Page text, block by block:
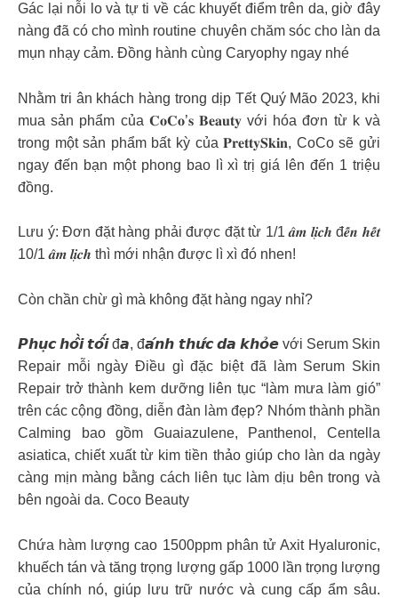
Gác lại nỗi lo và tự ti về các khuyết điểm trên da, giờ đây
nàng đã có cho mình routine chuyên chăm sóc cho làn da
mụn nhạy cảm. Đồng hành cùng Caryophy ngay nhé
Nhằm tri ân khách hàng trong dịp Tết Quý Mão 2023, khi
mua sản phẩm của 𝐂𝐨𝐂𝐨’𝐬 𝐁𝐞𝐚𝐮𝐭𝐲 với hóa đơn từ k và
trong một sản phẩm bất kỳ của 𝐏𝐫𝐞𝐭𝐭𝐲𝐒𝐤𝐢𝐧, CoCo sẽ gửi
ngay đến bạn một phong bao lì xì trị giá lên đến 1 triệu
đồng.
Lưu ý: Đơn đặt hàng phải được đặt từ 1/1 𝒂̂𝒎 𝒍𝒊̣𝒄𝒉 đ𝒆̂́𝒏 𝒉𝒆̂́𝒕
10/1 𝒂̂𝒎 𝒍𝒊̣𝒄𝒉 thì mới nhận được lì xì đó nhen!
Còn chần chừ gì mà không đặt hàng ngay nhỉ?
𝙋𝙝𝙪̣𝙘 𝙝𝙤̂̀𝙞 𝙩𝙤̂́𝙞 đ𝙖, đ𝙖́𝙣𝙝 𝙩𝙝𝙪̛́𝙘 𝙙𝙖 𝙠𝙝𝙤̉𝙚 với Serum Skin
Repair mỗi ngày Điều gì đặc biệt đã làm Serum Skin
Repair trở thành kem dưỡng liên tục “làm mưa làm gió”
trên các cộng đồng, diễn đàn làm đẹp? Nhóm thành phần
Calming bao gồm Guaiazulene, Panthenol, Centella
asiatica, chiết xuất từ kim tiền thảo giúp cho làn da ngày
càng mịn màng bằng cách liên tục làm dịu bên trong và
bên ngoài da. Coco Beauty
Chứa hàm lượng cao 1500ppm phân tử Axit Hyaluronic,
khuếch tán và tăng trọng lượng gấp 1000 lần trọng lượng
của chính nó, giúp lưu trữ nước và cung cấp ẩm sâu.